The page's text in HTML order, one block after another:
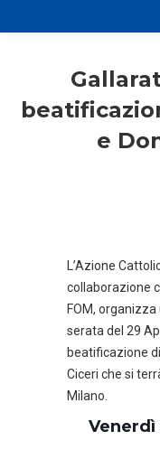
e
L’Azione
collaborazione
FOM,
serata del 29
beatificazione
Ciceri che si
Milano.
Venerdì